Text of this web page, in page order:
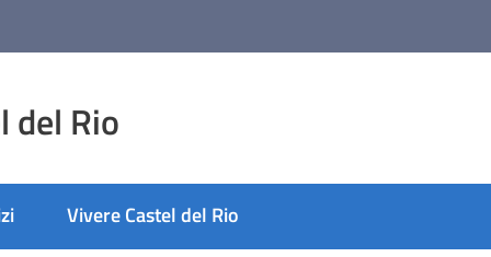
del Rio
Vivere Castel del Rio